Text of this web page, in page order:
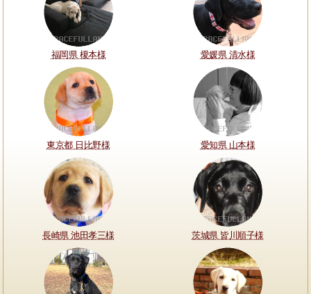
福岡県 榎本様 愛媛県 清水様
東京都 日比野様 愛知県 山本様
長崎県 池田孝三様 茨城県 皆川順子様